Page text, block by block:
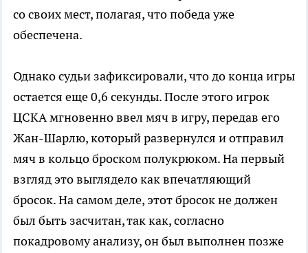
со своих мест, полагая, что победа уже
обеспечена.
Однако судьи зафиксировали, что до конца игры
остается еще 0,6 секунды. После этого игрок
ЦСКА мгновенно ввел мяч в игру, передав его
Жан-Шарлю, который развернулся и отправил
мяч в кольцо броском полукрюком. На первый
взгляд это выглядело как впечатляющий
бросок. На самом деле, этот бросок не должен
был быть засчитан, так как, согласно
покадровому анализу, он был выполнен позже